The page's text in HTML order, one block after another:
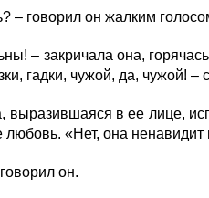
говорил он жалким
– закричала она,
гадки, чужой, да, чужой!
в ее лице,
«Нет, она
он.